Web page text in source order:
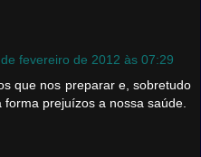
fevereiro de 2012 às 07:29
que nos preparar e, sobretudo
forma prejuízos a nossa saúde.